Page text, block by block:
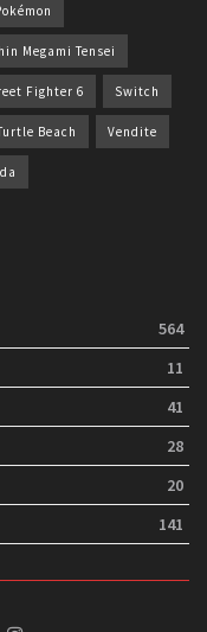
Megami Tensei
Fighter 6 Switch
Beach Vendite
564
11
41
28
20
141